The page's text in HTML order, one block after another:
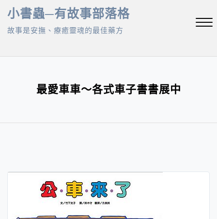
Skip
content
小書蟲─有故事部落格
故事是安撫、療癒靈魂的最佳藥方
最愛車車～各式車子書書展中